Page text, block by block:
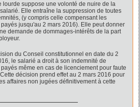
lourde suppose une volonté de nuire de la
Elle entraîne la suppression de toutes
(y compris celle compensant les
jusqu'au 2 mars 2016). Elle peut donner
demande de dommages-intérêts de la part
du Conseil constitutionnel en date du 2
le salarié a droit à son indemnité de
même en cas de licenciement pour faute
décision prend effet au 2 mars 2016 pour
affaires non jugées définitivement à cette